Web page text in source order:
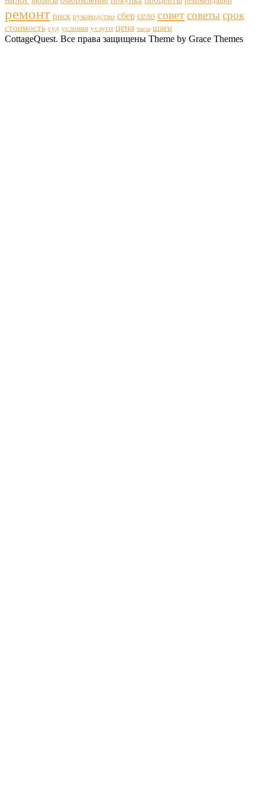
ремонт риск руководство сбер село советсоветысрок
стоимость суд условия услуги цена часы шаги
CottageQuest. Все права защищены Theme by Grace Themes